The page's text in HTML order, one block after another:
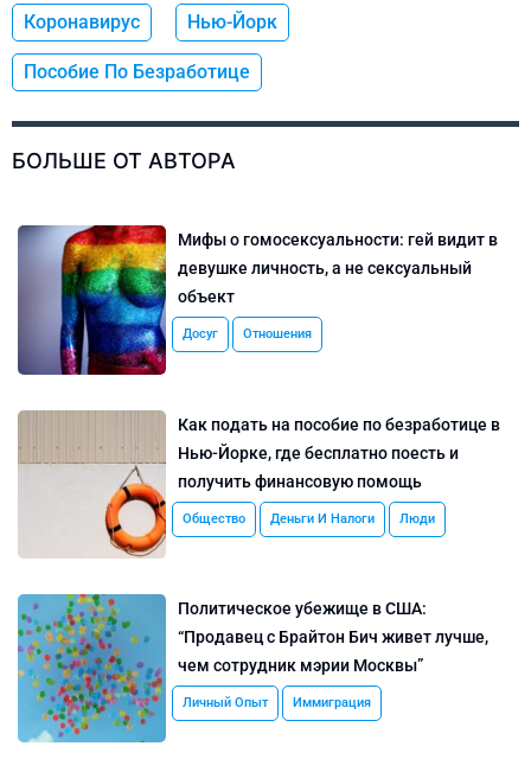
Коронавирус Нью-Йорк
Пособие По Безработице
БОЛЬШЕ ОТ АВТОРА
Мифы о гомосексуальности: гей видит в
девушке личность, а не сексуальный
объект
Досуг Отношения
Как подать на пособие по безработице в
Нью-Йорке, где бесплатно поесть и
получить финансовую помощь
Общество Деньги И Налоги Люди
Политическое убежище в США:
“Продавец с Брайтон Бич живет лучше,
чем сотрудник мэрии Москвы”
Личный Опыт Иммиграция